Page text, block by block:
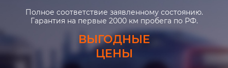
Полное соответствие заявленному состоянию.
Гарантия на первые 2000 км пробега по РФ.
ВЫГОДНЫЕ
ЦЕНЫ